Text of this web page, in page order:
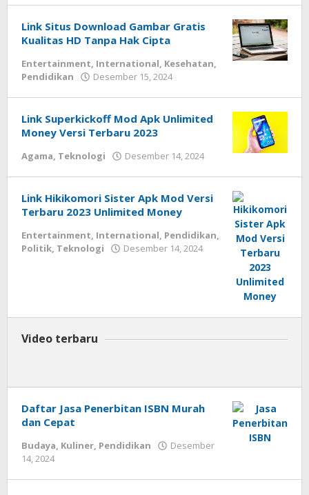
Link Situs Download Gambar Gratis
Kualitas HD Tanpa Hak Cipta
Entertainment, International, Kesehatan,
Pendidikan
Desember 15, 2024
Link Superkickoff Mod Apk Unlimited
Money Versi Terbaru 2023
Agama, Teknologi Desember 14, 2024
Link Hikikomori Sister Apk Mod Versi
Terbaru 2023 Unlimited Money
Entertainment, International, Pendidikan,
Politik, Teknologi Desember 14, 2024
Video terbaru
Daftar Jasa Penerbitan ISBN Murah
dan Cepat
Budaya, Kuliner, Pendidikan
Desember
14, 2024